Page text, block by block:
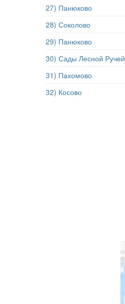
27) Панюково
28) Соколово
29) Панюково
30) Сады Лесной Ручей
31) Пахомово
32) Косово